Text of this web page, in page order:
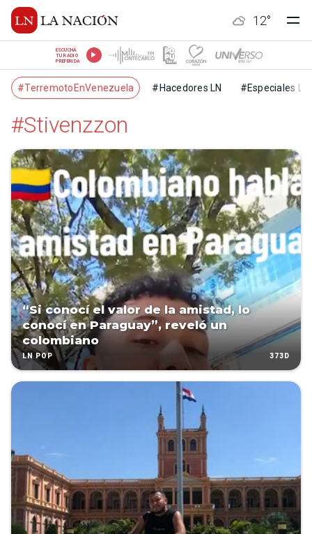
12°
ESCUCHÁ
TU RADIO
PREFERIDA
#TerremotoEnVenezuela #Hacedores LN #Especiales LN
#Stivenzzon
“Si conocí el valor de la amistad, lo
conocí en Paraguay”, reveló un
colombiano
LN POP 373D